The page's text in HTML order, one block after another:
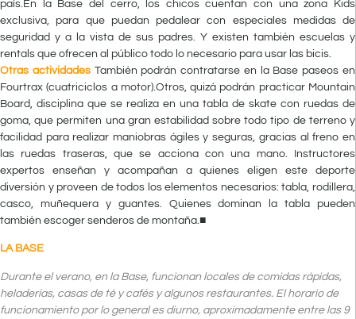
país.En la Base del cerro, los chicos cuentan con una zona Kids
exclusiva, para que puedan pedalear con especiales medidas de
seguridad y a la vista de sus padres. Y existen también escuelas y
rentals que ofrecen al público todo lo necesario para usar las bicis.
Otras actividades También podrán contratarse en la Base paseos en
Fourtrax (cuatriciclos a motor).Otros, quizá podrán practicar Mountain
Board, disciplina que se realiza en una tabla de skate con ruedas de
goma, que permiten una gran estabilidad sobre todo tipo de terreno y
facilidad para realizar maniobras ágiles y seguras, gracias al freno en
las ruedas traseras, que se acciona con una mano. Instructores
expertos enseñan y acompañan a quienes eligen este deporte
diversión y proveen de todos los elementos necesarios: tabla, rodillera,
casco, muñequera y guantes. Quienes dominan la tabla pueden
también escoger senderos de montaña.■
LA BASE
Durante el verano, en la Base, funcionan locales de comidas rápidas,
heladerías, casas de té y cafés y algunos restaurantes. El horario de
funcionamiento por lo general es diurno, aproximadamente entre las 9